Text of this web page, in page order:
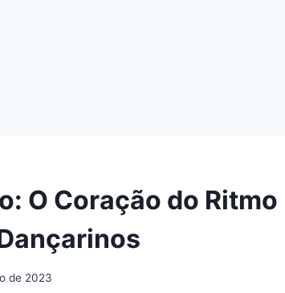
O Coração do Ritmo
de 2023